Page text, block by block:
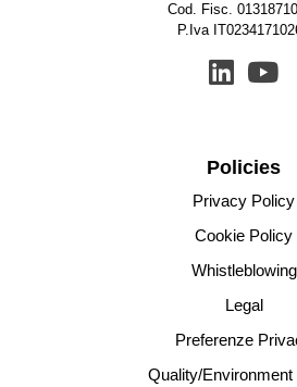
Cod. Fisc.
P.Iva
Policies
Privacy Policy
Cookie Policy
Whistleblowing
Legal
Preferenze
Quality/Environment